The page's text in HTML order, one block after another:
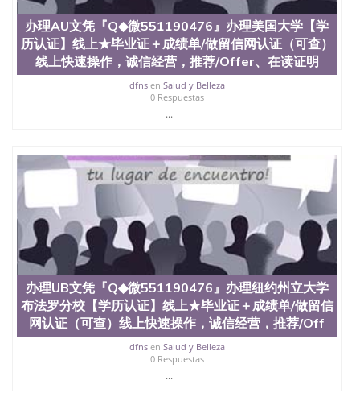
科、金融专业 1、客户提供相关材料，确定客户办理
信息，给出操作方案； 2、补充毕业证成绩单等相关
材料； 3、留服注册申请账号，付定金； 4、预约递
交时间，公司人员陪同客户本人一起去留服递交材
料； 5、等待结果，完成结果书留服直接邮寄给客户
6、客户确认收到结果，付余款。 我们对海外大学及
学院的毕业证成绩单所使用的材料，尺寸大小，防伪
结构（包括：水印，阴影底纹，钢印LOGO烫金烫
对照。质量得到了广大海外客户群体的认可，同时和
海外学校留学中介， 同时能做到与时俱进，及时掌握
各大院校的（毕业证，成绩单，资格证，学生卡，结
业证，录取通知书，在读证明等相关材料）的版本更
新信息， 能够在时间掌握的海外学历文凭的样版，尺
寸大小，纸张材质，防伪技术等等，并在时间收集到
原版实物，以求达到客户的需求。 我们的优势： 我
们在保证合理定价的同时，坚持较高性价比，通过品
质和效率不断优化，为您倾情诠释什么是高性价比。
咨询顾问：Sam q/微信:551190476 Q/微
信:551190476办理毕业证成绩单、教育部认证,录取通
知书，雅思，留学回国证明.
公司专业制作、办理、仿制、成绩单文凭、改成绩、
办理AU文凭『Q◆微551190476』办理美国大学【学
历认证】线上★毕业证＋成绩单/做留信网认证（可查）
线上快速操作，诚信经营，推荐/Offer、在读证明
dfnsen Salud y Belleza
0 Respuestas
...
办理UB文凭『Q◆微551190476』办理纽约州立大学
布法罗分校【学历认证】线上★毕业证＋成绩单/做留信
网认证（可查）线上快速操作，诚信经营，推荐/Off
dfnsen Salud y Belleza
0 Respuestas
...